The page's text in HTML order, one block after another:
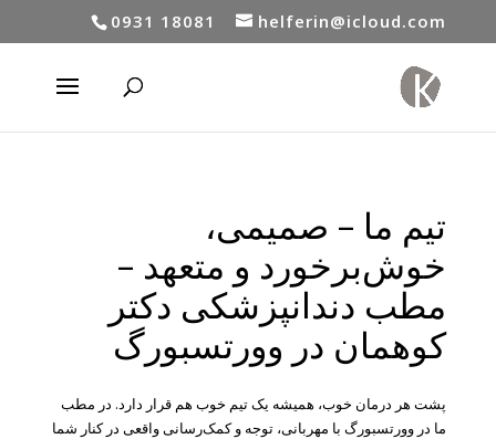
0931 18081 helferin@icloud.com
تیم ما – صمیمی،
خوش‌برخورد و متعهد –
مطب دندانپزشکی دکتر
کوهمان در وورتسبورگ
پشت هر درمان خوب، همیشه یک تیم خوب هم قرار دارد. در مطب
ما در وورتسبورگ با مهربانی، توجه و کمک‌رسانی واقعی در کنار شما